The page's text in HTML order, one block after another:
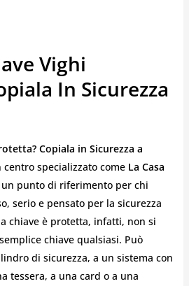
Vighi
In Sicurezza
Copiala in Sicurezza a
specializzato come La Casa
un punto di riferimento per chi
serio e pensato per la sicurezza
chiave è protetta, infatti, non si
chiave qualsiasi. Può
di sicurezza, a un sistema con
tessera, a una card o a una